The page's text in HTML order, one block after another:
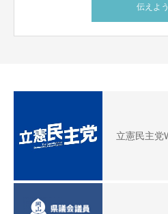
伝えよう
立憲民主党